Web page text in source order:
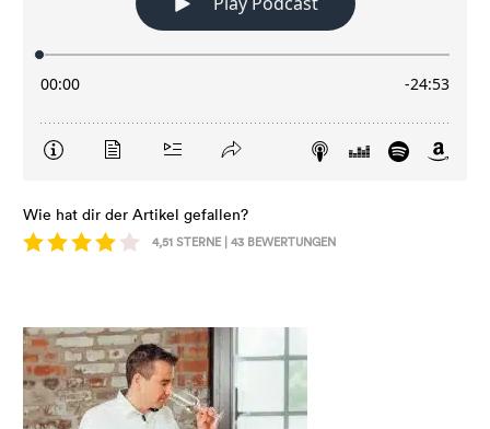
Wie hat dir der Artikel gefallen?
4,51STERNE | 43 BEWERTUNGEN